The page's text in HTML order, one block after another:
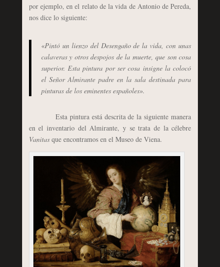
por ejemplo, en el relato de la vida de Antonio de Pereda,
nos dice lo siguiente:
«Pintó un lienzo del Desengaño de la vida, con unas
calaveras y otrosdespojos de la muerte, que son cosa
superior. Esta pintura por ser cosa insigne la colocó
el Señor Almirante padre en la sala destinada para
pinturas de los eminentes españoles».
Esta pintura está descrita de la siguiente manera
en el inventario del Almirante, y se trata de la célebre
Vanitasque encontramos en el Museo de Viena.